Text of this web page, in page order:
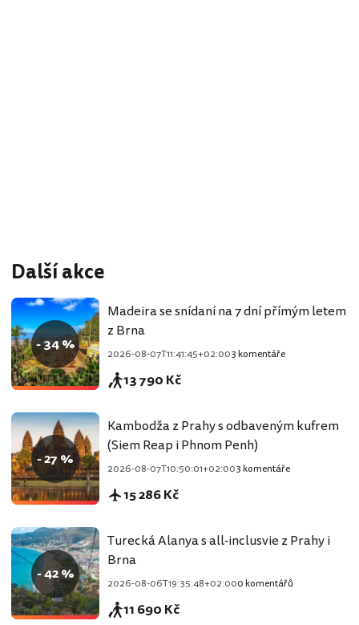
Další akce
- 34 %
Madeira se snídaní na 7 dní přímým letem
z Brna
2026-08-07T11:41:45+02:003 komentáře
13 790 Kč
- 27 %
Kambodža z Prahy s odbaveným kufrem
(Siem Reap i Phnom Penh)
2026-08-07T10:50:01+02:003 komentáře
15 286 Kč
- 42 %
Turecká Alanya s all-inclusvie z Prahy i
Brna
2026-08-06T19:35:48+02:000 komentářů
11 690 Kč